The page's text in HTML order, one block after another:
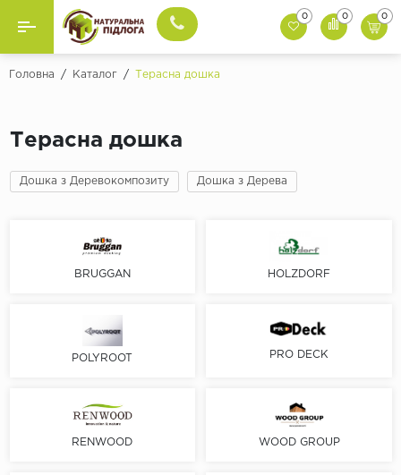
Назад
Gerflor
Invictus
IVC
Tarkett
Ter Hurne
Vinilam
Wineo
Ламінат
SPC Ламінат
Терасна Дошка
Комерційний Лінолеум
0 0 0
Головна / Каталог / Терасна дошка
Терасна дошка
Дошка з Деревокомпозиту Дошка з Дерева
BRUGGAN HOLZDORF
POLYROOT PRO DECK
RENWOOD WOOD GROUP